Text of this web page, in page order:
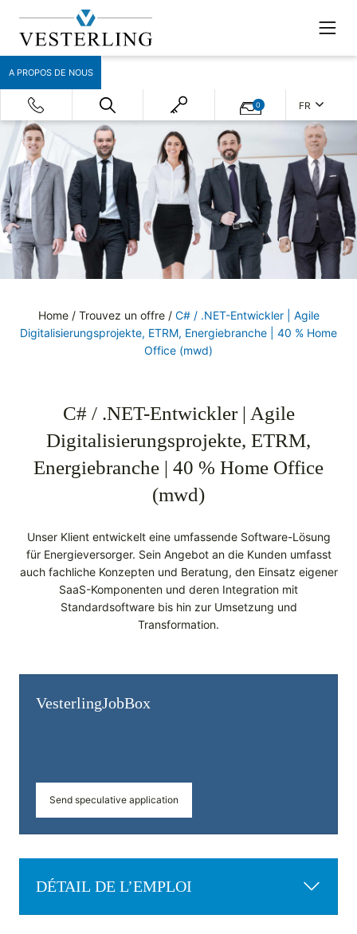
A PROPOS DE NOUS
0 FR
Home/ Trouvez un offre/ C# / .NET-Entwickler | Agile
Digitalisierungsprojekte, ETRM, Energiebranche | 40 % Home
Office (mwd)
C# / .NET-Entwickler | Agile
Digitalisierungsprojekte, ETRM,
Energiebranche | 40 % Home Office
(mwd)
Unser Klient entwickelt eine umfassende Software-Lösung
für Energieversorger. Sein Angebot an die Kunden umfasst
auch fachliche Konzepten und Beratung, den Einsatz eigener
SaaS-Komponenten und deren Integration mit
Standardsoftware bis hin zur Umsetzung und
Transformation.
Vesterling­JobBox
Send speculative application
DÉTAIL DE L’EMPLOI